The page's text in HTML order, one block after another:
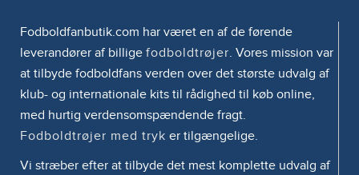
Fodboldfanbutik.com har været en af de førende
leverandører af billige fodboldtrøjer. Vores mission var
at tilbyde fodboldfans verden over det største udvalg af
klub- og internationale kits til rådighed til køb online,
med hurtig verdensomspændende fragt.
Fodboldtrøjer med tryk er tilgængelige.
Vi stræber efter at tilbyde det mest komplette udvalg af